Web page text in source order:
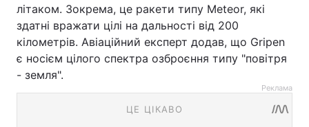
літаком. Зокрема, це ракети типу Meteor, які
здатні вражати цілі на дальності від 200
кілометрів. Авіаційний експерт додав, що Gripen
є носієм цілого спектра озброєння типу "повітря
- земля".
Реклама